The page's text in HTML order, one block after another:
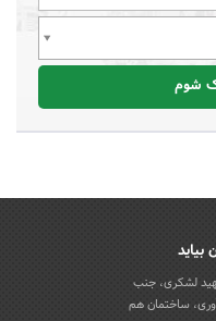
شوم
بیاید
لشکری، جنب
ساختمان هم